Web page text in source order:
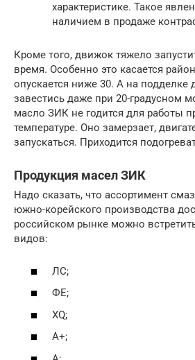
характеристике. Такое
наличием в продаже
Кроме того, движок тяжело
время. Особенно это касается
опускается ниже 30. А на подделке
завестись даже при 20-градусном
масло ЗИК не годится для работы
температуре. Оно замерзает,
запускаться. Приходится
Продукция масел ЗИК
Надо сказать, что ассортимент
южно-корейского производства
российском рынке можно
видов:
ЛС;
ФЕ;
XQ;
А+;